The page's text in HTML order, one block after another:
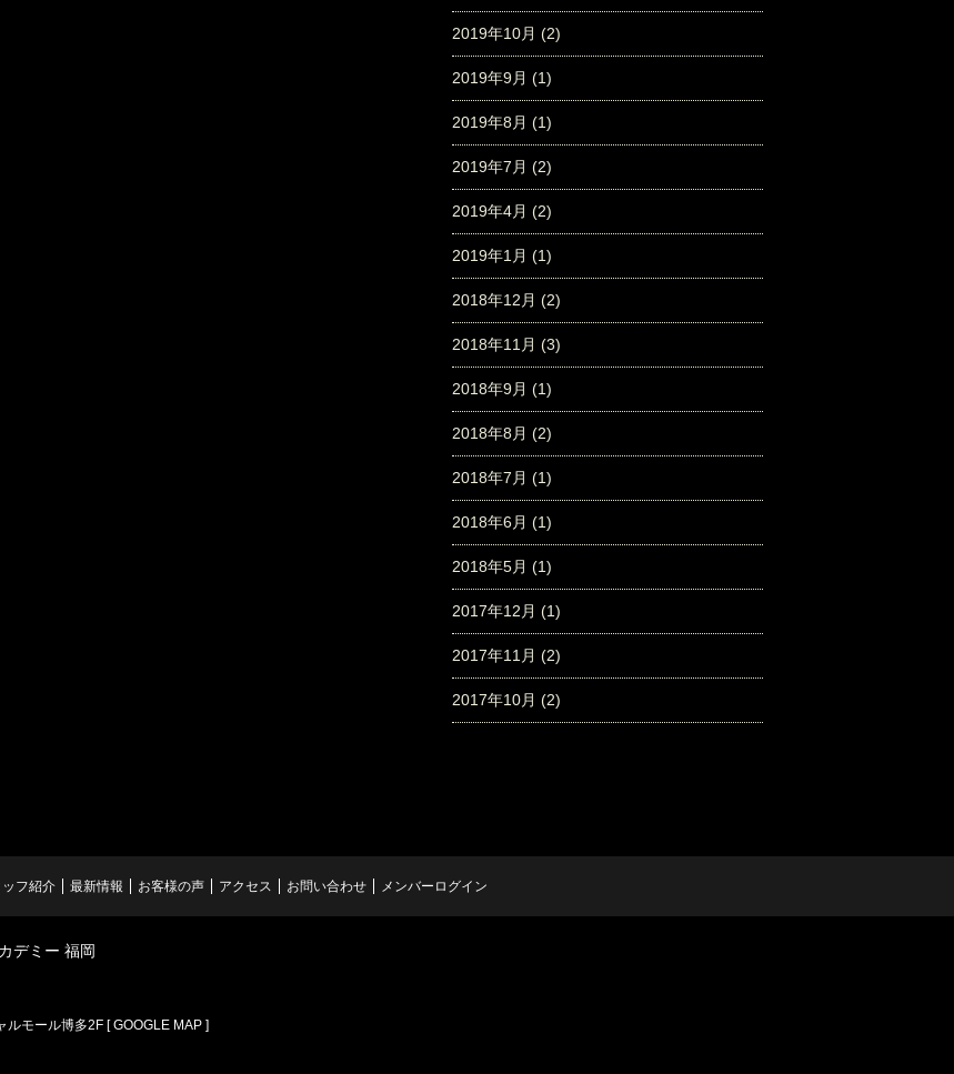
2019年10月 (2)
2019年9月 (1)
2019年8月 (1)
2019年7月 (2)
2019年4月 (2)
2019年1月 (1)
2018年12月 (2)
2018年11月 (3)
2018年9月 (1)
2018年8月 (2)
2018年7月 (1)
2018年6月 (1)
2018年5月 (1)
2017年12月 (1)
2017年11月 (2)
2017年10月 (2)
ッフ紹介 最新情報 お客様の声 アクセス お問い合わせ メンバーログイン
デミー 福岡
ルモール博多2F [ GOOGLE MAP ]